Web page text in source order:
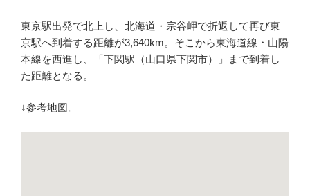
東京駅出発で北上し、北海道・宗谷岬で折返して再び東
京駅へ到着する距離が3,640km。そこから東海道線・山陽
本線を西進し、「下関駅（山口県下関市）」まで到着し
た距離となる。
↓参考地図。